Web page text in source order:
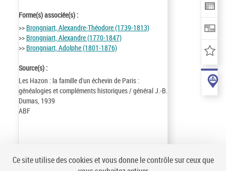
Forme(s) associée(s) :
>> Brongniart, Alexandre-Théodore (1739-1813)
>> Brongniart, Alexandre (1770-1847)
>> Brongniart, Adolphe (1801-1876)
Source(s) :
Les Hazon : la famille d'un échevin de Paris :
généalogies et compléments historiques / général J.-B.
Dumas, 1939
ABF
Notice n° :FRBNF14420060
Ce site utilise des cookies et vous donne le contrôle sur ceux que